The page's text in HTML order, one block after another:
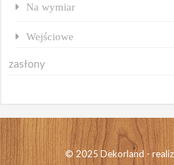
Na wymiar
Wejściowe
zasłony
© 2025 Dekorland -